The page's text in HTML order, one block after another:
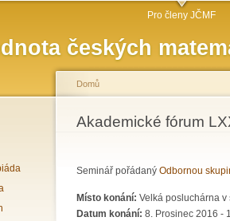
českých
Pro členy JČMF
Jste zde
Domů
Akademické fórum
Seminář pořádaný Odbornou
Místo konání: Velká posluchárna v
Datum konání: 8. Prosinec 2016 -